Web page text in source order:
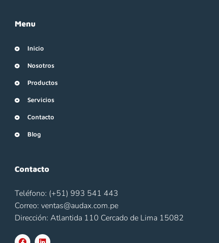
Menu
Inicio
Nosotros
Productos
Servicios
Contacto
Blog
Contacto
Teléfono: (+51) 993 541 443
Correo: ventas@audax.com.pe
Dirección: Atlantida 110 Cercado de Lima 15082